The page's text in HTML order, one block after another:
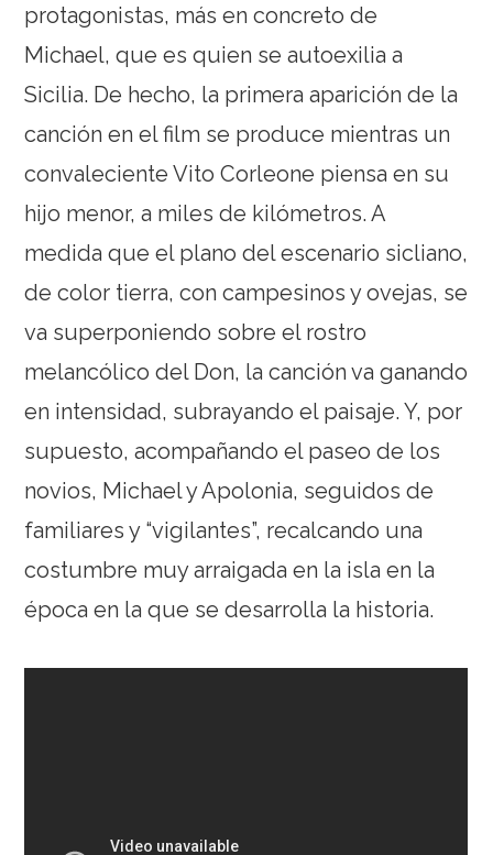
protagonistas, más en concreto de
Michael, que es quien se autoexilia a
Sicilia. De hecho, la primera aparición de la
canción en el film se produce mientras un
convaleciente Vito Corleone piensa en su
hijo menor, a miles de kilómetros. A
medida que el plano del escenario sicliano,
de color tierra, con campesinos y ovejas, se
va superponiendo sobre el rostro
melancólico del Don, la canción va ganando
en intensidad, subrayando el paisaje. Y, por
supuesto, acompañando el paseo de los
novios, Michael y Apolonia, seguidos de
familiares y “vigilantes”, recalcando una
costumbre muy arraigada en la isla en la
época en la que se desarrolla la historia.